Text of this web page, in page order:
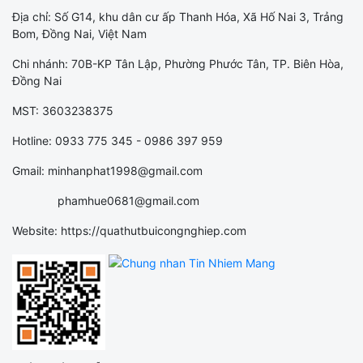
Địa chỉ: Số G14, khu dân cư ấp Thanh Hóa, Xã Hố Nai 3, Trảng
Bom, Đồng Nai, Việt Nam
Chi nhánh: 70B-KP Tân Lập, Phường Phước Tân, TP. Biên Hòa,
Đồng Nai
MST: 3603238375
Hotline: 0933 775 345 - 0986 397 959
Gmail: minhanphat1998@gmail.com
phamhue0681@gmail.com
Website: https://quathutbuicongnghiep.com